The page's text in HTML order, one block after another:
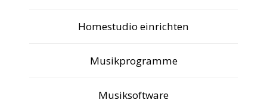
Homestudio einrichten
Musikprogramme
Musiksoftware